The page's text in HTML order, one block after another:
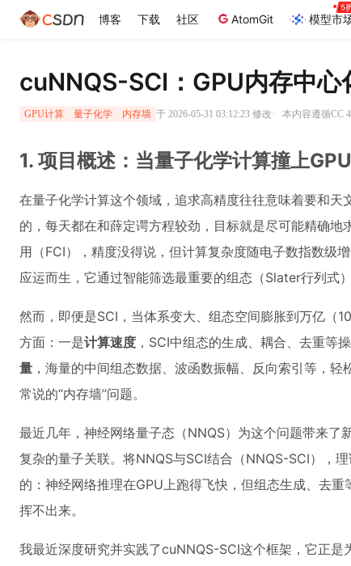
博客 下载 社区 AtomGit 模型市
cuNNQS-SCI：GPU内存中
GPU计算 量子化学 内存墙 于 2026-05-31 03:12:23 修改· 本内容遵循CC
1. 项目概述：当量子化学计算撞上
在量子化学计算这个领域，追求高精度往往意味着要和
的，每天都在和薛定谔方程较劲，目标就是尽可能精确
用（FCI），精度没得说，但计算复杂度随电子数指数级
应运而生，它通过智能筛选最重要的组态（Slater行列式
然而，即便是SCI，当体系变大、组态空间膨胀到万亿（
方面：一是计算速度 ，SCI中组态的生成、耦合、去重等
量 ，海量的中间组态数据、波函数振幅、反向索引等，
常说的“内存墙”问题。
最近几年，神经网络量子态（NNQS）为这个问题带来
复杂的量子关联。将NNQS与SCI结合（NNQS-SCI），
的：神经网络推理在GPU上跑得飞快，但组态生成、去
挥不出来。
我最近深度研究并实践了cuNNQS-SCI这个框架，它正是